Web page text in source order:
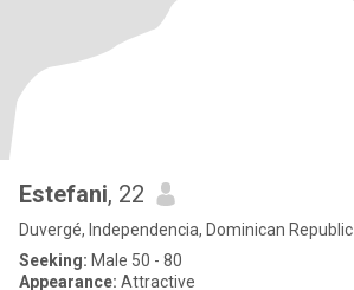
Estefani, 22
Duvergé, Independencia, Dominican Republic
Seeking: Male 50 - 80
Appearance: Attractive